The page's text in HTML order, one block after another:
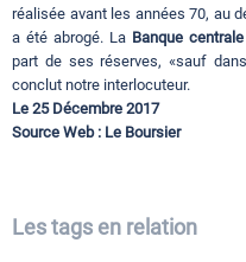
réalisée avant les années 70, au
a été abrogé. La Banque centrale
part de ses réserves, «sauf
conclut notre interlocuteur.
Le 25 Décembre 2017
Source Web : Le Boursier
Les tags en relation